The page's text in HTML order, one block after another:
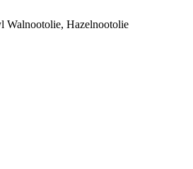
Walnootolie, Hazelnootolie